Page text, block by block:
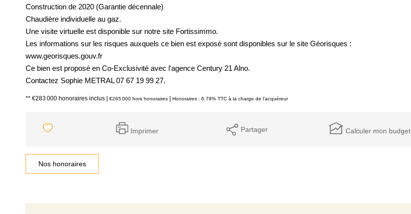
Construction de 2020 (Garantie décennale)
Chaudière individuelle au gaz.
Une visite virtuelle est disponible sur notre site Fortissimmo.
Les informations sur les risques auxquels ce bien est exposé sont disponibles sur le site Géorisques :
www.georisques.gouv.fr
Ce bien est proposé en Co-Exclusivité avec l'agence Century 21 Alno.
Contactez Sophie METRAL 07 67 19 99 27.
** €283 000 honoraires inclus €265 000 hors honoraires Honoraires : 6.79% TTC à la charge de l'acquéreur
Imprimer Partager Calculer mon budget
Nos honoraires